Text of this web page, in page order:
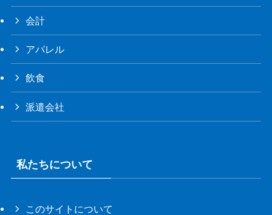
会計
アパレル
飲食
派遣会社
私たちについて
このサイトについて